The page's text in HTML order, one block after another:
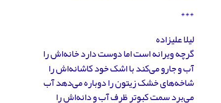
***
لیلا علیزاده
گرچه ویرانه است اما دوست دارد خانه‌اش را
آب و جارو می‌کند با اشک خود کاشانه‌اش را
شاخه‌های خشک زیتون را دوباره می‌دهد آب
می‌برد سمت کبوتر ظرف آب و دانه‌اش را